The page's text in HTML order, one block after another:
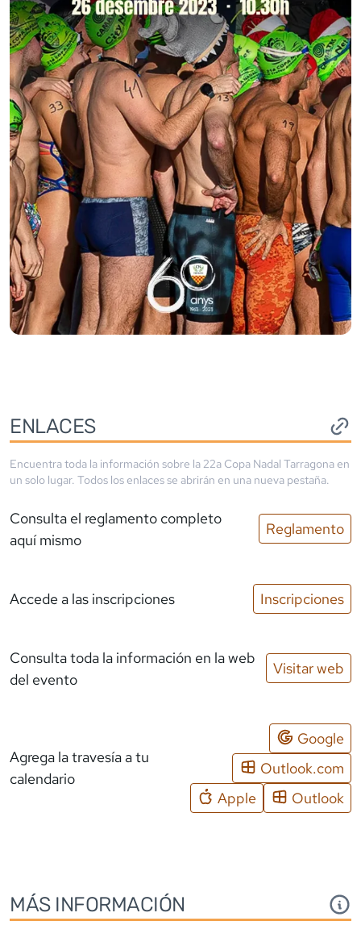
ENLACES
Encuentra toda la información sobre la22a Copa Nadal Tarragona en
un solo lugar. Todos los enlaces se abrirán en una nueva pestaña.
Consulta el reglamento completo
aquí mismo
Reglamento
Accede a las inscripciones Inscripciones
Consulta toda la información en la web
del evento
Visitar web
Agrega la travesía a tu
calendario
Google
Outlook.com
Apple
Outlook
MÁS INFORMACIÓN